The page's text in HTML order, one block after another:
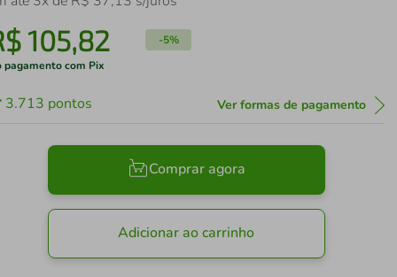
105,82 -5%
pagamento com Pix
3.713 pontos Ver formas de pagamento
Comprar agora
Adicionar ao carrinho